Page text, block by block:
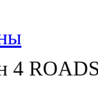
4